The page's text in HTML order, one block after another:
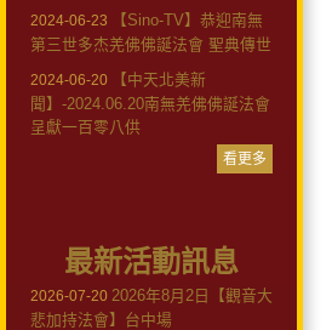
2024-06-23
【Sino-TV】恭迎南無
第三世多杰羌佛佛誕法會 聖典傳世
2024-06-20
【中天北美新
聞】-2024.06.20南無羌佛佛誕法會
呈獻一百零八供
看更多
最新活動訊息
2026-07-20 2026年8月2日【觀音大
悲加持法會】台中場